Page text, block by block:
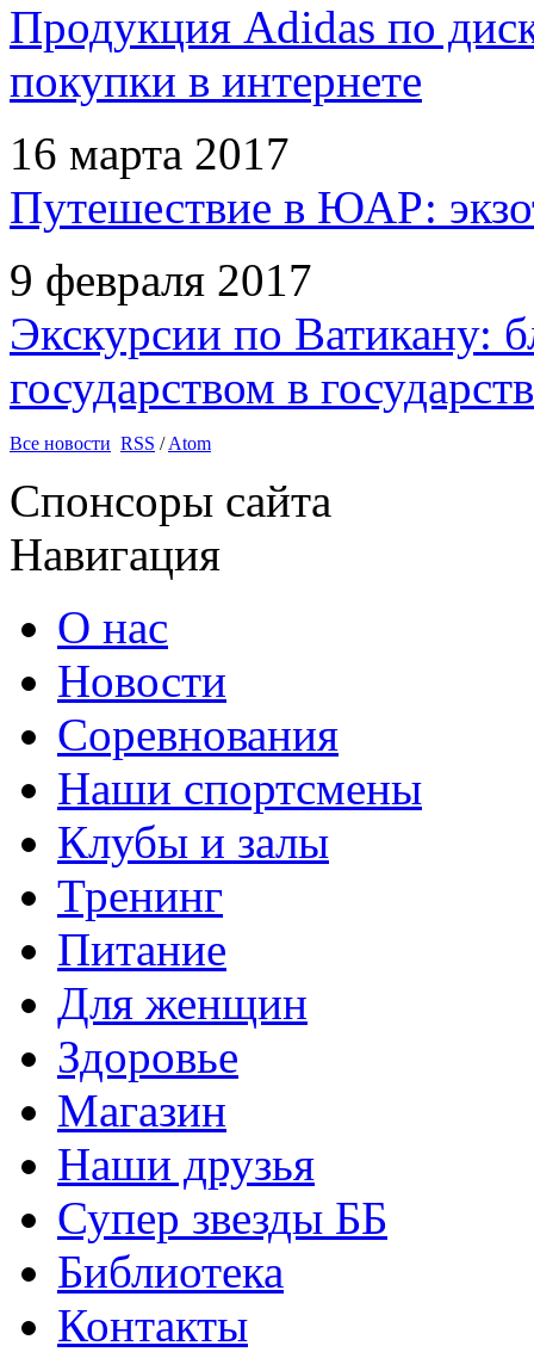
Продукция Adidas по
покупки в интернете
16 марта 2017
Путешествие в ЮАР:
9 февраля 2017
Экскурсии по Ватикану:
государством в
Все новости RSS /Atom
Спонсоры сайта
Навигация
О нас
Новости
Соревнования
Наши спортсмены
Клубы и залы
Тренинг
Питание
Для женщин
Здоровье
Магазин
Наши друзья
Супер звезды ББ
Библиотека
Контакты